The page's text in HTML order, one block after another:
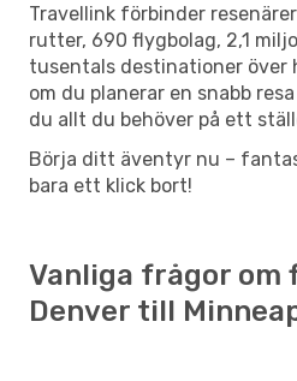
Travellink förbinder
rutter, 690 flygbolag, 2,1
tusentals destinationer över
om du planerar en snabb
du allt du behöver på ett
Börja ditt äventyr nu –
bara ett klick bort!
Vanliga frågor om
Denver till